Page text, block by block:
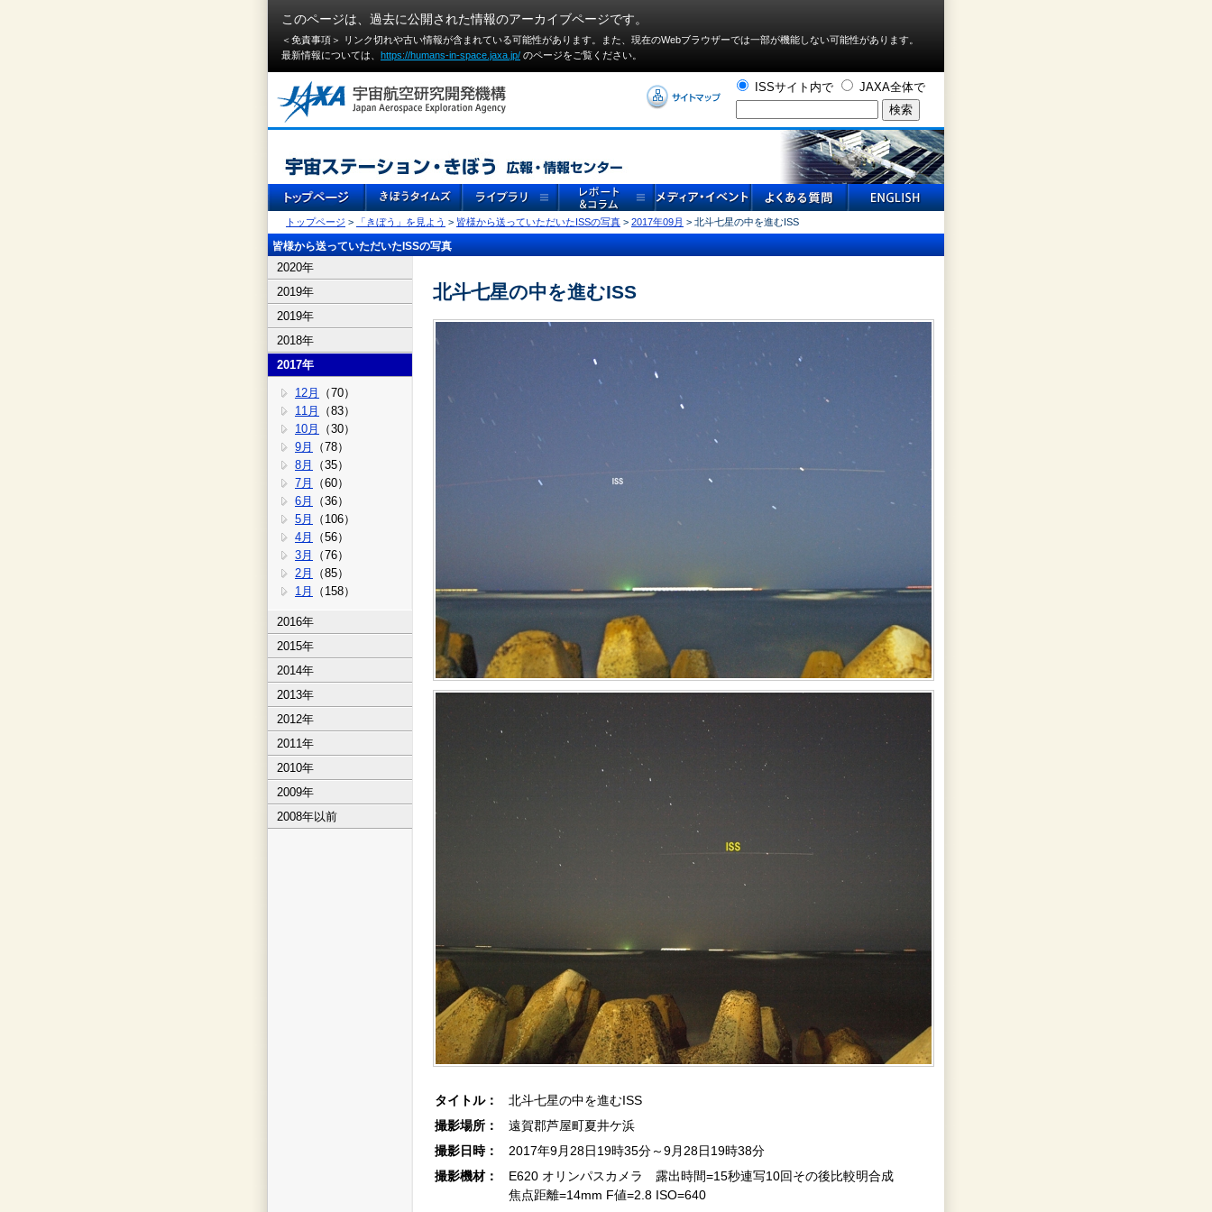
このページは、過去に公開された情報のアーカイブページです。
＜免責事項＞ リンク切れや古い情報が含まれている可能性があります。また、現在のWebブラウザーでは⼀部が機能しない可能性があります。
最新情報については、 https://humans-in-space.jaxa.jp/ のページをご覧ください。
ISSサイト内で JAXA全体で
トップページ > 「きぼう」を見よう > 皆様から送っていただいたISSの写真 > 2017年09月 > 北斗七星の中を進むISS
皆様から送っていただいたISSの写真
2020年
2019年
2019年
2018年
2017年
12月
（70）
11月
（83）
10月
（30）
9月
（78）
8月
（35）
7月
（60）
6月
（36）
5月
（106）
4月
（56）
3月
（76）
2月
（85）
1月
（158）
2016年
2015年
2014年
2013年
2012年
2011年
2010年
2009年
2008年以前
北斗七星の中を進むISS
タイトル：
北斗七星の中を進むISS
撮影場所：
遠賀郡芦屋町夏井ケ浜
撮影日時：
2017年9月28日19時35分～9月28日19時38分
撮影機材：
E620 オリンパスカメラ 露出時間=15秒連写10回その後比較明合成
焦点距離=14mm F値=2.8 ISO=640